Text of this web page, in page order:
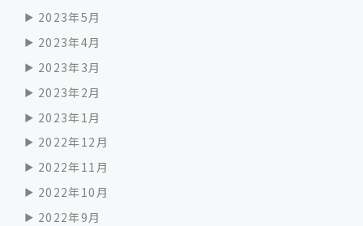
2023年5月
2023年4月
2023年3月
2023年2月
2023年1月
2022年12月
2022年11月
2022年10月
2022年9月